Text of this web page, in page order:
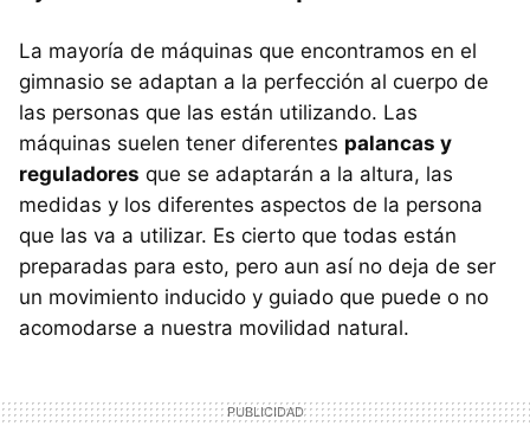
La mayoría de máquinas que encontramos en el
gimnasio se adaptan a la perfección al cuerpo de
las personas que las están utilizando. Las
máquinas suelen tener diferentes palancas y
reguladores que se adaptarán a la altura, las
medidas y los diferentes aspectos de la persona
que las va a utilizar. Es cierto que todas están
preparadas para esto, pero aun así no deja de ser
un movimiento inducido y guiado que puede o no
acomodarse a nuestra movilidad natural.